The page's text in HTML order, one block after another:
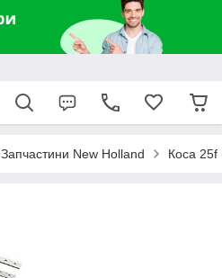
Запчастини New Holland Коса 25f